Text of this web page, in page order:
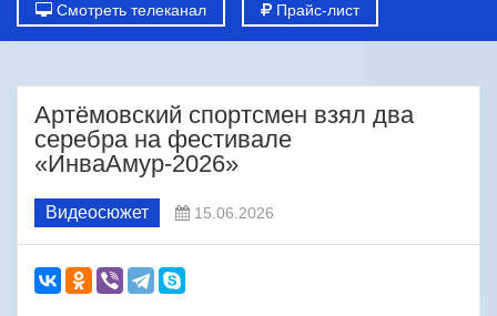
Смотреть телеканал Прайс-лист
Артёмовский спортсмен взял два
серебра на фестивале
«ИнваАмур‑2026»
Видеосюжет 15.06.2026